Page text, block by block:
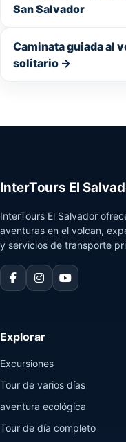
San Salvador
Caminata guiada al
solitario →
InterTours El
InterTours El Salvador
aventuras en el volcan,
y servicios de transporte
Explorar
Excursiones
Tour de varios días
aventura ecológica
Tour de día completo